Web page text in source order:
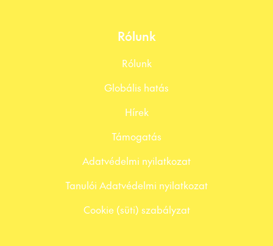
Rólunk
Rólunk
Globális hatás
Hírek
Támogatás
Adatvédelmi nyilatkozat
Tanulói Adatvédelmi nyilatkozat
Cookie (süti) szabályzat